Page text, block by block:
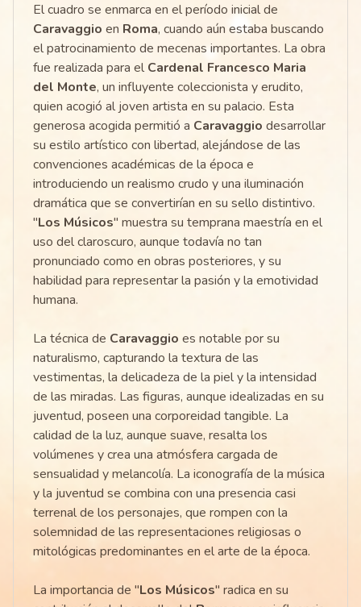
El cuadro se enmarca en el período inicial de
Caravaggio en Roma, cuando aún estaba buscando
el patrocinamiento de mecenas importantes. La obra
fue realizada para el Cardenal Francesco Maria
del Monte, un influyente coleccionista y erudito,
quien acogió al joven artista en su palacio. Esta
generosa acogida permitió a Caravaggio desarrollar
su estilo artístico con libertad, alejándose de las
convenciones académicas de la época e
introduciendo un realismo crudo y una iluminación
dramática que se convertirían en su sello distintivo.
"Los Músicos" muestra su temprana maestría en el
uso del claroscuro, aunque todavía no tan
pronunciado como en obras posteriores, y su
habilidad para representar la pasión y la emotividad
humana.
La técnica de Caravaggio es notable por su
naturalismo, capturando la textura de las
vestimentas, la delicadeza de la piel y la intensidad
de las miradas. Las figuras, aunque idealizadas en su
juventud, poseen una corporeidad tangible. La
calidad de la luz, aunque suave, resalta los
volúmenes y crea una atmósfera cargada de
sensualidad y melancolía. La iconografía de la música
y la juventud se combina con una presencia casi
terrenal de los personajes, que rompen con la
solemnidad de las representaciones religiosas o
mitológicas predominantes en el arte de la época.
La importancia de "Los Músicos" radica en su